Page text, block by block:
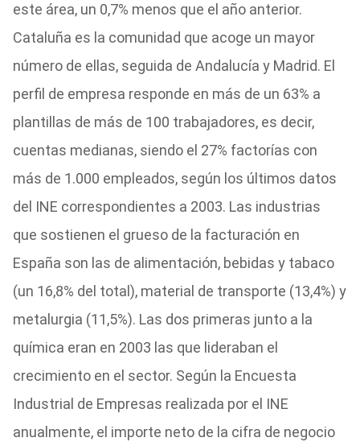
este área, un 0,7% menos que el año anterior.
Cataluña es la comunidad que acoge un mayor
número de ellas, seguida de Andalucía y Madrid. El
perfil de empresa responde en más de un 63% a
plantillas de más de 100 trabajadores, es decir,
cuentas medianas, siendo el 27% factorías con
más de 1.000 empleados, según los últimos datos
del INE correspondientes a 2003. Las industrias
que sostienen el grueso de la facturación en
España son las de alimentación, bebidas y tabaco
(un 16,8% del total), material de transporte (13,4%) y
metalurgia (11,5%). Las dos primeras junto a la
química eran en 2003 las que lideraban el
crecimiento en el sector. Según la Encuesta
Industrial de Empresas realizada por el INE
anualmente, el importe neto de la cifra de negocio